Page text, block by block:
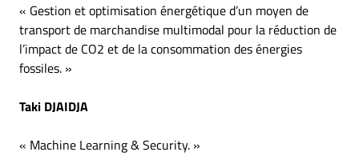
« Gestion et optimisation énergétique d’un moyen de
transport de marchandise multimodal pour la réduction de
l’impact de CO2 et de la consommation des énergies
fossiles. »
Taki DJAIDJA
« Machine Learning & Security. »